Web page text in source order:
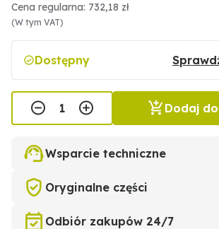
Cena regularna: 732,18 zł
(W tym VAT)
Dostępny
Dodaj
Wsparcie techniczne
Oryginalne części
Odbiór zakupów 24/7